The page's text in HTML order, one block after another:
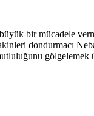
bir mücadele
dondurmacı
gölgelemek